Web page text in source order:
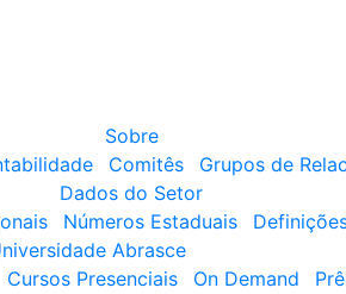
Sobre
Comitês Grupos de
Dados do Setor
Números Estaduais
Abrasce
Cursos Presenciais On Demand